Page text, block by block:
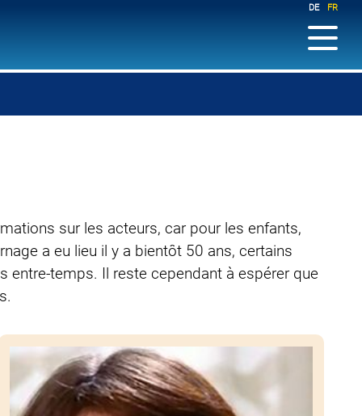
DE FR
sur les acteurs, car pour les enfants,
a eu lieu il y a bientôt 50 ans, certains
temps. Il reste cependant à espérer que